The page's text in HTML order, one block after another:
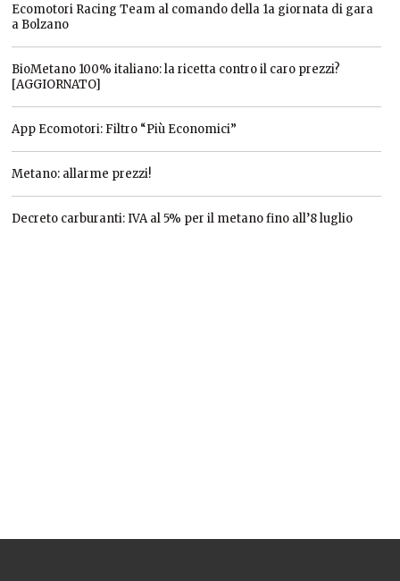
Ecomotori Racing Team al comando della 1a giornata di gara
a Bolzano
BioMetano 100% italiano: la ricetta contro il caro prezzi?
[AGGIORNATO]
App Ecomotori: Filtro “Più Economici”
Metano: allarme prezzi!
Decreto carburanti: IVA al 5% per il metano fino all’8 luglio